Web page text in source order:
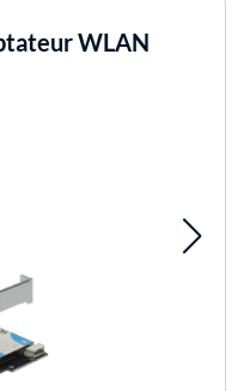
WLAN